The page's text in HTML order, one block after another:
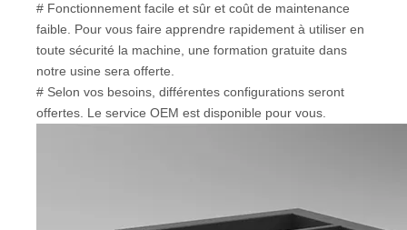
# Fonctionnement facile et sûr et coût de maintenance
faible. Pour vous faire apprendre rapidement à utiliser en
toute sécurité la machine, une formation gratuite dans
notre usine sera offerte.
# Selon vos besoins, différentes configurations seront
offertes. Le service OEM est disponible pour vous.